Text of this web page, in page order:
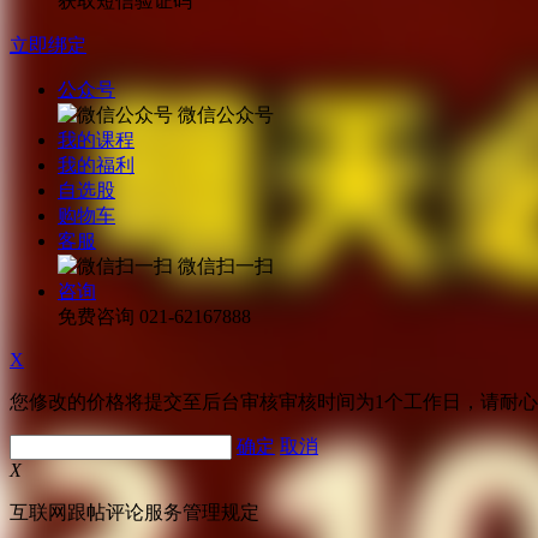
立即绑定
公众号
微信公众号
我的课程
我的福利
自选股
购物车
客服
微信扫一扫
咨询
免费咨询 021-62167888
X
您修改的价格将提交至后台审核审核时间为1个工作日，请耐
确定 取消
X
互联网跟帖评论服务管理规定